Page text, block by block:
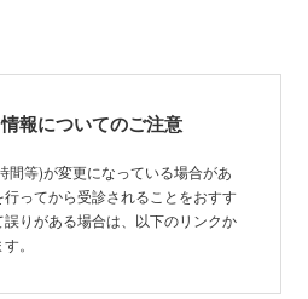
報についてのご注意
間等)が変更になっている場合があ
ってから受診されることをおすす
りがある場合は、以下のリンクか
。